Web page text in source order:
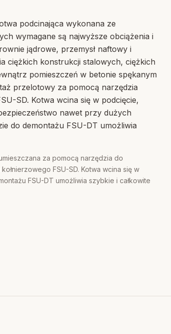
podcinająca wykonana ze
wymagane są najwyższe obciążenia i
jądrowe, przemysł naftowy i
ciężkich konstrukcji stalowych, ciężkich
pomieszczeń w betonie spękanym
przelotowy za pomocą narzędzia
SD. Kotwa wcina się w podcięcie,
nawet przy dużych
do demontażu FSU-DT umożliwia
za pomocą narzędzia do
FSU-SD. Kotwa wcina się w
FSU-DT umożliwia szybkie i całkowite